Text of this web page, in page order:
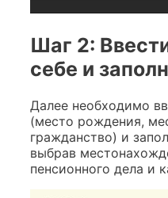
Шаг 2:
себе и
Далее необходимо
(место рождения,
гражданство) и
выбрав
пенсионного дела и